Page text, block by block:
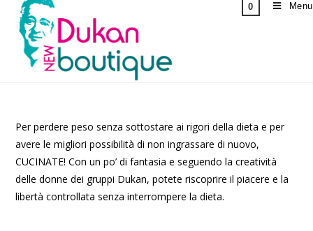
0 Menu
Per perdere peso senza sottostare ai rigori della dieta e per
avere le migliori possibilità di non ingrassare di nuovo,
CUCINATE! Con un po’ di fantasia e seguendo la creatività
delle donne dei gruppi Dukan, potete riscoprire il piacere e la
libertà controllata senza interrompere la dieta.